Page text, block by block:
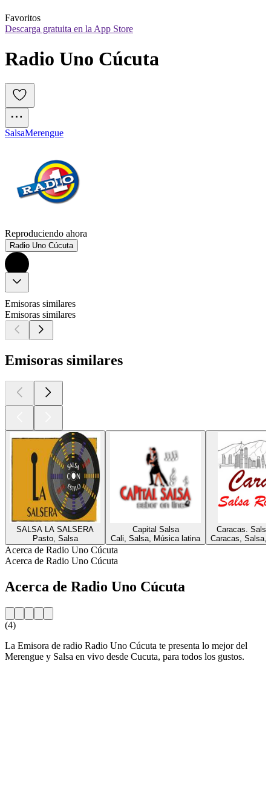
Favoritos
Descarga gratuita en la App Store
Radio Uno Cúcuta
SalsaMerengue
Reproduciendo ahora
Radio Uno Cúcuta
Emisoras similares
Emisoras similares
Emisoras similares
SALSA LA SALSERA
Pasto, Salsa
Capital Salsa
Cali, Salsa, Música latina
Caracas.
Caracas, Salsa,
Acerca de Radio Uno Cúcuta
Acerca de Radio Uno Cúcuta
Acerca de Radio Uno Cúcuta
(4)
La Emisora de radio Radio Uno Cúcuta te presenta lo mejor del
Merengue y Salsa en vivo desde Cucuta, para todos los gustos.